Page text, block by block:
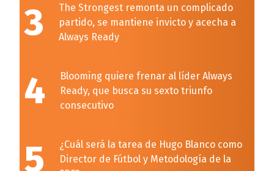
3
The Strongest remonta un complicado
partido, se mantiene invicto y acecha a
Always Ready
4
Blooming quiere frenar al líder Always
Ready, que busca su sexto triunfo
consecutivo
5
¿Cuál será la tarea de Hugo Blanco como
Director de Fútbol y Metodología de la